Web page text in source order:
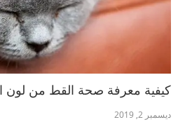
كيفية معرفة صحة القط من لون
ديسمبر 2, 2019